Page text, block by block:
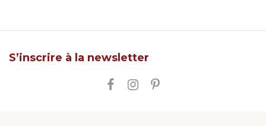
S’inscrire à la newsletter